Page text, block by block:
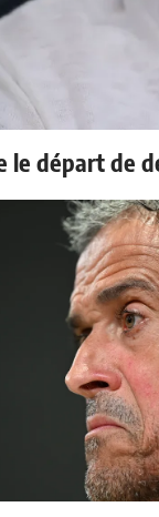
le départ de